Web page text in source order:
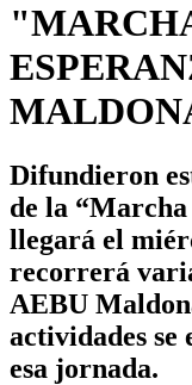
Difundieron
de la “Marcha
llegará el
recorrerá
AEBU
actividades se
esa jornada.